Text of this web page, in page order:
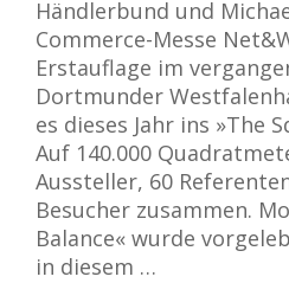
Händlerbund und
Commerce-Messe
Erstauflage im
Dortmunder
es dieses Jahr ins »The
Auf 140.000
Aussteller, 60
Besucher zusammen.
Balance« wurde
in diesem …